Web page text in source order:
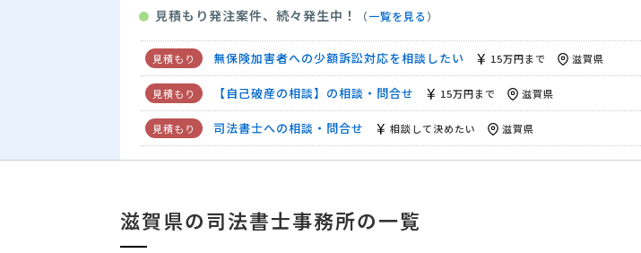
● 見積もり発注案件、続々発生中！ （一覧を見る ）
不動産登記名義変更の相談（相続登記）
無保険加害者への少額訴訟対応を相談したい 15万円まで 滋賀県
【自己破産の相談】の相談・問合せ 15万円まで 滋賀県
司法書士への相談・問合せ 相談して決めたい 滋賀県
役員変更の定款変更登記代行依頼（滋賀） 相談して決めたい 滋賀県
滋賀県の司法書士事務所の一覧